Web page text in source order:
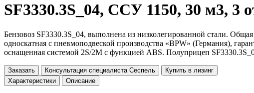
SF3330.3S_04, ССУ 1150, 30 м3, 3
Бензовоз SF3330.3S_04, выполнена из низколегированной стали.
односкатная с пневмоподвеской производства «BPW» (Германия),
оснащенная системой 2S/2M с функцией ABS. Полуприцеп
Заказать Консультация специалиста Сеспель
Купить в лизинг
Характеристики
Описание